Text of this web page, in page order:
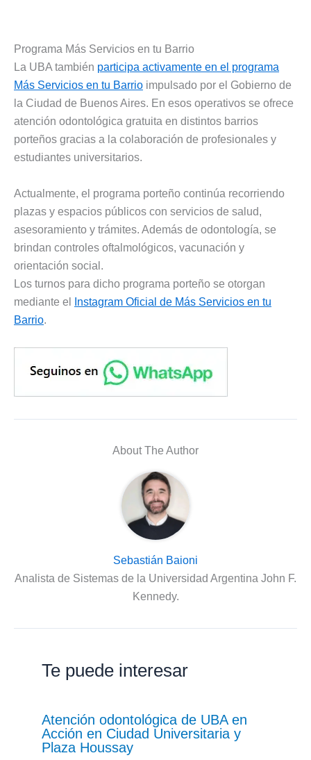
Programa Más Servicios en tu Barrio
La UBA también participa activamente en el programa
Más Servicios en tu Barrio impulsado por el Gobierno de
la Ciudad de Buenos Aires. En esos operativos se ofrece
atención odontológica gratuita en distintos barrios
porteños gracias a la colaboración de profesionales y
estudiantes universitarios.
Actualmente, el programa porteño continúa recorriendo
plazas y espacios públicos con servicios de salud,
asesoramiento y trámites. Además de odontología, se
brindan controles oftalmológicos, vacunación y
orientación social.
Los turnos para dicho programa porteño se otorgan
mediante el
Instagram Oficial de Más Servicios en tu
Barrio.
About The Author
Sebastián Baioni
Analista de Sistemas de la Universidad Argentina John F.
Kennedy.
Te puede interesar
Atención odontológica de UBA en
Acción en Ciudad Universitaria y
Plaza Houssay